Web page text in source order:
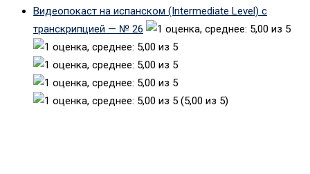
Видеопокаст на испанском (Intermediate Level) с
транскрипцией — № 26
(5,00 из 5)